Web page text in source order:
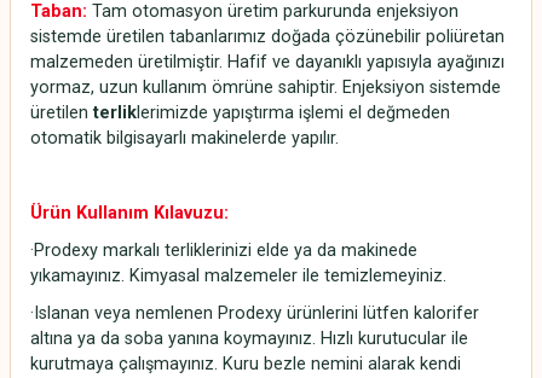
Taban: Tam otomasyon üretim parkurunda enjeksiyon
sistemde üretilen tabanlarımız doğada çözünebilir poliüretan
malzemeden üretilmiştir. Hafif ve dayanıklı yapısıyla ayağınızı
yormaz, uzun kullanım ömrüne sahiptir. Enjeksiyon sistemde
üretilenterliklerimizde yapıştırma işlemi el değmeden
otomatik bilgisayarlı makinelerde yapılır.
Ürün Kullanım Kılavuzu:
·Prodexy markalı terliklerinizi elde ya da makinede
yıkamayınız. Kimyasal malzemeler ile temizlemeyiniz.
·Islanan veya nemlenen Prodexy ürünlerini lütfen kalorifer
altına ya da soba yanına koymayınız. Hızlı kurutucular ile
kurutmaya çalışmayınız. Kuru bezle nemini alarak kendi